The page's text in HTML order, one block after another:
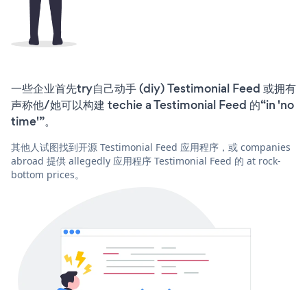
一些企业首先try自己动手 (diy) Testimonial Feed 或拥有
声称他/她可以构建 techie a Testimonial Feed 的“in 'no
time'”。
其他人试图找到开源 Testimonial Feed 应用程序，或 companies
abroad 提供 allegedly 应用程序 Testimonial Feed 的 at rock-
bottom prices。